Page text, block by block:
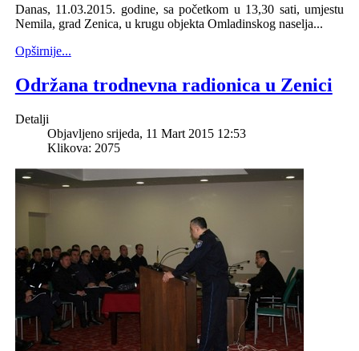
Danas, 11.03.2015. godine, sa početkom u 13,30 sati, umjestu
Nemila, grad Zenica, u krugu objekta Omladinskog naselja...
Opširnije...
Održana trodnevna radionica u Zenici
Detalji
Objavljeno srijeda, 11 Mart 2015 12:53
Klikova: 2075